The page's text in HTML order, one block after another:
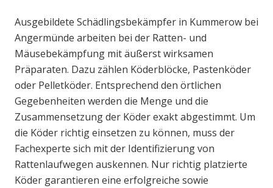
Ausgebildete Schädlingsbekämpfer in Kummerow bei
Angermünde arbeiten bei der Ratten- und
Mäusebekämpfung mit äußerst wirksamen
Präparaten. Dazu zählen Köderblöcke, Pastenköder
oder Pelletköder. Entsprechend den örtlichen
Gegebenheiten werden die Menge und die
Zusammensetzung der Köder exakt abgestimmt. Um
die Köder richtig einsetzen zu können, muss der
Fachexperte sich mit der Identifizierung von
Rattenlaufwegen auskennen. Nur richtig platzierte
Köder garantieren eine erfolgreiche sowie